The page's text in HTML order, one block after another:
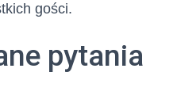
gości.
pytania